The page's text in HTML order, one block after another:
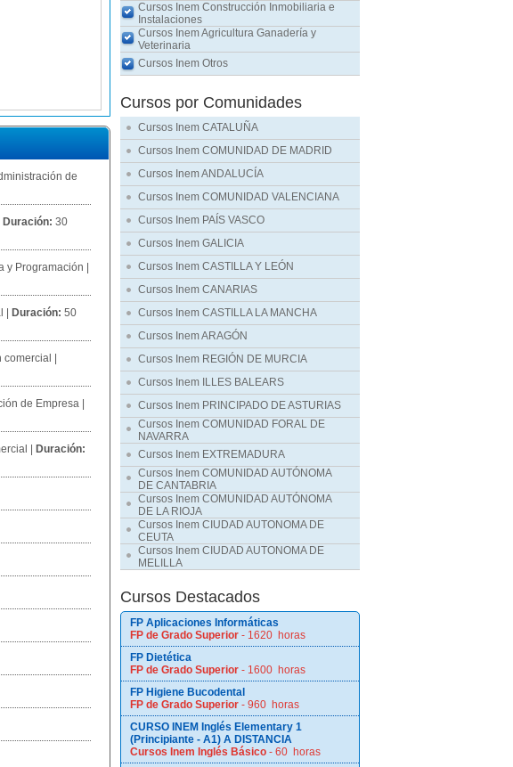
de
Duración: 30
y Programación
Duración: 50
comercial
de Empresa
Duración:
Cursos Inem Construcción Inmobiliaria e
Instalaciones
Cursos Inem Agricultura Ganadería y
Veterinaria
Cursos Inem Otros
Cursos por Comunidades
Cursos Inem CATALUÑA
Cursos Inem COMUNIDAD DE MADRID
Cursos Inem ANDALUCÍA
Cursos Inem COMUNIDAD VALENCIANA
Cursos Inem PAÍS VASCO
Cursos Inem GALICIA
Cursos Inem CASTILLA Y LEÓN
Cursos Inem CANARIAS
Cursos Inem CASTILLA LA MANCHA
Cursos Inem ARAGÓN
Cursos Inem REGIÓN DE MURCIA
Cursos Inem ILLES BALEARS
Cursos Inem PRINCIPADO DE ASTURIAS
Cursos Inem COMUNIDAD FORAL DE
NAVARRA
Cursos Inem EXTREMADURA
Cursos Inem COMUNIDAD AUTÓNOMA
DE CANTABRIA
Cursos Inem COMUNIDAD AUTÓNOMA
DE LA RIOJA
Cursos Inem CIUDAD AUTONOMA DE
CEUTA
Cursos Inem CIUDAD AUTONOMA DE
MELILLA
Cursos Destacados
FP Aplicaciones Informáticas
FP de Grado Superior - 1620 horas
FP Dietética
FP de Grado Superior - 1600 horas
FP Higiene Bucodental
FP de Grado Superior - 960 horas
CURSO INEM Inglés Elementary 1
(Principiante - A1) A DISTANCIA
Cursos Inem Inglés Básico - 60 horas